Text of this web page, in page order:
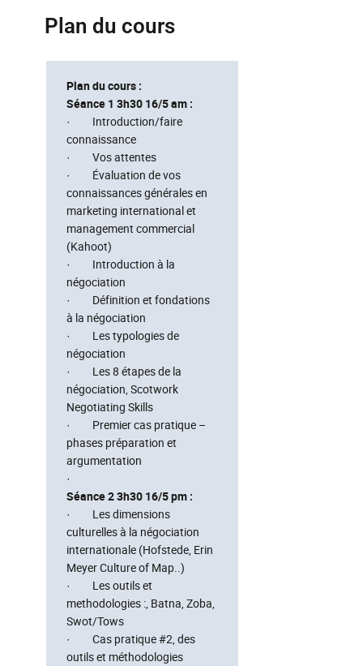
Plan du cours
Plan du cours :
Séance 1 3h30 16/5 am :
· Introduction/faire
connaissance
· Vos attentes
· Évaluation de vos
connaissances générales en
marketing international et
management commercial
(Kahoot)
· Introduction à la
négociation
· Définition et fondations
à la négociation
· Les typologies de
négociation
· Les 8 étapes de la
négociation, Scotwork
Negotiating Skills
· Premier cas pratique –
phases préparation et
argumentation
·
Séance 2 3h30 16/5 pm :
· Les dimensions
culturelles à la négociation
internationale (Hofstede, Erin
Meyer Culture of Map..)
· Les outils et
methodologies :, Batna, Zoba,
Swot/Tows
· Cas pratique #2, des
outils et méthodologies